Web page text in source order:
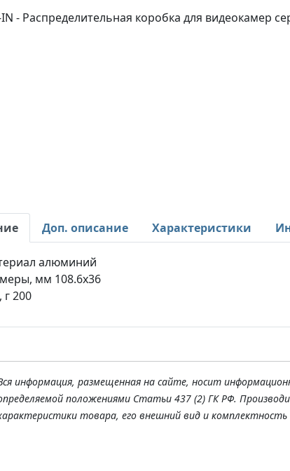
IN - Распределительная коробка для видеокамер
Доп. описание Характеристики
алюминий
мм 108.6х36
г 200
информация, размещенная на сайте, носит
положениями Статьи 437 (2) ГК РФ.
товара, его внешний вид и комплектность